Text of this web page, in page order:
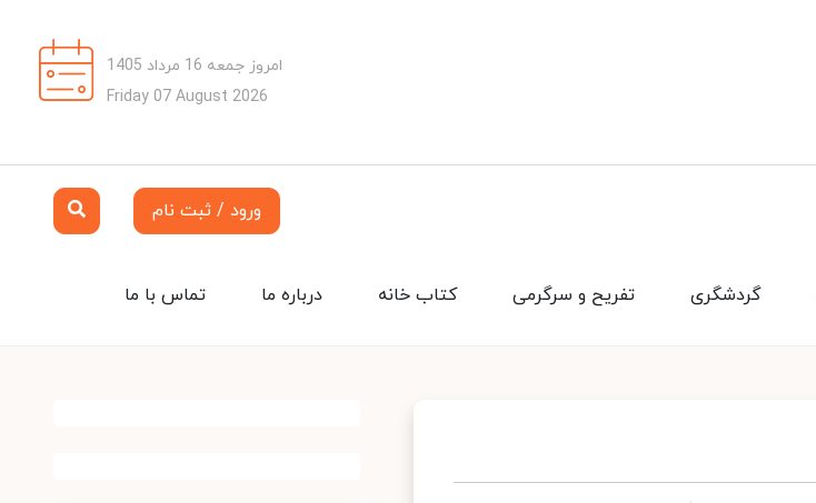
امروز جمعه 16 مرداد 1405
Friday 07 August 2026
ورود / ثبت نام
تماس با ما درباره ما کتاب خانه تفریح و سرگرمی گردشگری